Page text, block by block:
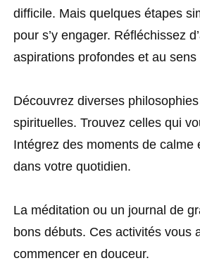
difficile. Mais quelques étapes
pour s’y engager. Réfléchissez
aspirations profondes et au sens
Découvrez diverses
spirituelles. Trouvez celles qui
Intégrez des moments de calme
dans votre quotidien.
La méditation ou un journal de
bons débuts. Ces activités vous
commencer en douceur.